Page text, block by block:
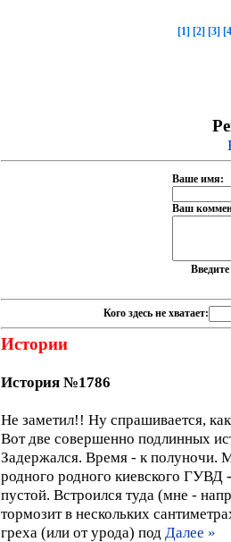
[1] [2] [3]
Ваше имя:
Ваш
Кого здесь не хватает:
Истории
История №1786
Не заметил!! Ну спрашивается,
Вот две совершенно подлинных
Задержался. Время - к полуночи.
родного родного киевского ГУВД
пустой. Встроился туда (мне -
тормозит в нескольких
греха (или от урода) под Далее »